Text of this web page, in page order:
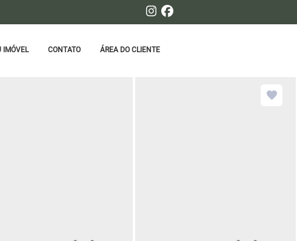
IMÓVEL CONTATO ÁREA DO CLIENTE